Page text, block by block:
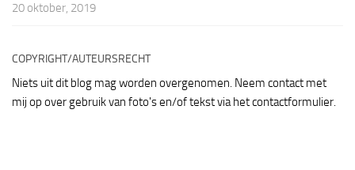
20 oktober, 2019
COPYRIGHT/AUTEURSRECHT
Niets uit dit blog mag worden overgenomen. Neem contact met
mij op over gebruik van foto's en/of tekst via het contactformulier.